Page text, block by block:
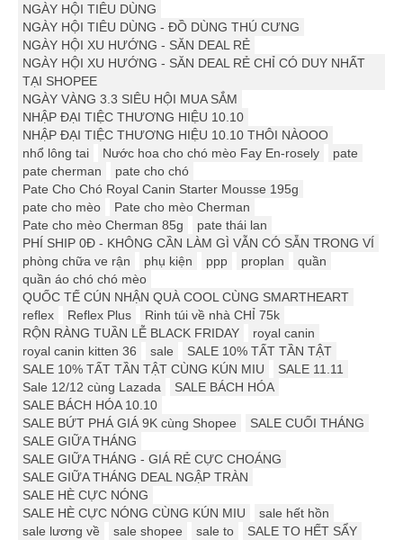
NGÀY HỘI TIÊU DÙNG
NGÀY HỘI TIÊU DÙNG - ĐỒ DÙNG THÚ CƯNG
NGÀY HỘI XU HƯỚNG - SĂN DEAL RẺ
NGÀY HỘI XU HƯỚNG - SĂN DEAL RẺ CHỈ CÓ DUY NHẤT
TẠI SHOPEE
NGÀY VÀNG 3.3 SIÊU HỘI MUA SẮM
NHẬP ĐẠI TIỆC THƯƠNG HIỆU 10.10
NHẬP ĐẠI TIỆC THƯƠNG HIỆU 10.10 THÔI NÀOOO
nhổ lông tai
Nước hoa cho chó mèo Fay En-rosely
pate
pate cherman
pate cho chó
Pate Cho Chó Royal Canin Starter Mousse 195g
pate cho mèo
Pate cho mèo Cherman
Pate cho mèo Cherman 85g
pate thái lan
PHÍ SHIP 0Đ - KHÔNG CẦN LÀM GÌ VẪN CÓ SẴN TRONG VÍ
phòng chữa ve rận
phụ kiện ppp proplan
quần
quần áo chó chó mèo
QUỐC TẾ CÚN NHẬN QUÀ COOL CÙNG SMARTHEART
reflex
Reflex Plus
Rinh túi về nhà CHỈ 75k
RỘN RÀNG TUẦN LỄ BLACK FRIDAY
royal canin
royal canin kitten 36
sale
SALE 10% TẤT TẦN TẬT
SALE 10% TẤT TẦN TẬT CÙNG KÚN MIU
SALE 11.11
Sale 12/12 cùng Lazada
SALE BÁCH HÓA
SALE BÁCH HÓA 10.10
SALE BỨT PHÁ GIÁ 9K cùng Shopee
SALE CUỐI THÁNG
SALE GIỮA THÁNG
SALE GIỮA THÁNG - GIÁ RẺ CỰC CHOÁNG
SALE GIỮA THÁNG DEAL NGẬP TRÀN
SALE HÈ CỰC NÓNG
SALE HÈ CỰC NÓNG CÙNG KÚN MIU
sale hết hồn
sale lương về
sale shopee sale to
SALE TO HẾT SẨY